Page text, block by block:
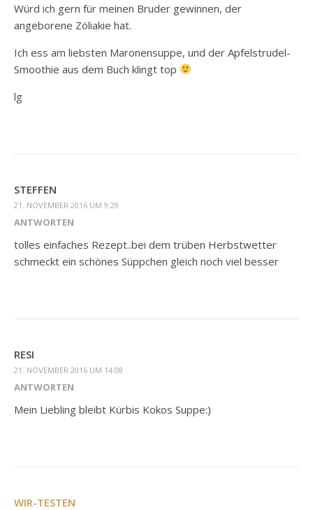
Würd ich gern für meinen Bruder gewinnen, der
angeborene Zöliakie hat.
Ich ess am liebsten Maronensuppe, und der Apfelstrudel-
Smoothie aus dem Buch klingt top
lg
STEFFEN
21. NOVEMBER 2016 UM 9:29
ANTWORTEN
tolles einfaches Rezept..bei dem trüben Herbstwetter
schmeckt ein schönes Süppchen gleich noch viel besser
RESI
21. NOVEMBER 2016 UM 14:08
ANTWORTEN
Mein Liebling bleibt Kürbis Kokos Suppe:)
WIR-TESTEN